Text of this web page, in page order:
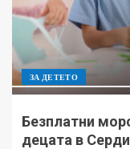
ЗА ДЕТЕТО
Безплатни
децата в